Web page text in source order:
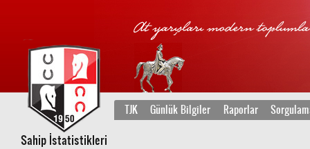
TJK Günlük Bilgiler Raporlar
Sahip İstatistikleri